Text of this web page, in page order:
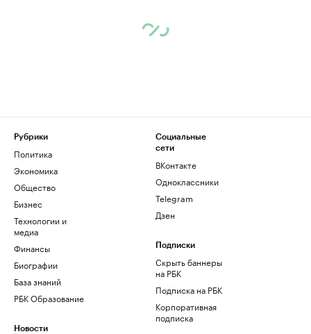
Рубрики
Политика
Экономика
Общество
Бизнес
Технологии и
медиа
Финансы
Биографии
База знаний
РБК Образование
Новости
Социальные
сети
ВКонтакте
Одноклассники
Telegram
Дзен
Подписки
Скрыть баннеры
на РБК
Подписка на РБК
Корпоративная
подписка